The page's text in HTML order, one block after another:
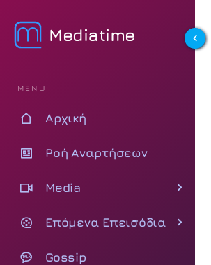
Mediatime
MENU
Αρχική
Ροή Αναρτήσεων
Media
Επόμενα Επεισόδια
Gossip